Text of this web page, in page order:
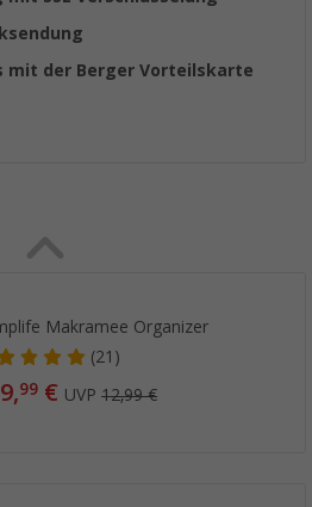
mit der Berger Vorteilskarte
Makramee Organizer
(21)
9,99 € UVP12,99 €